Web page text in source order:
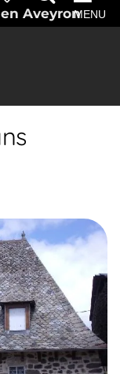
AveyronMENU